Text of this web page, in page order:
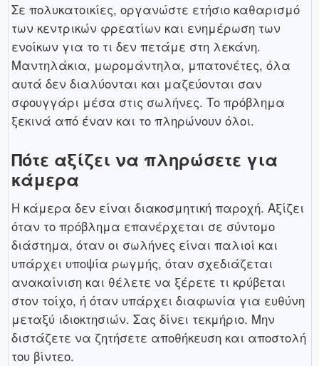
Σε πολυκατοικίες, οργανώστε ετήσιο καθαρισμό
των κεντρικών φρεατίων και ενημέρωση των
ενοίκων για το τι δεν πετάμε στη λεκάνη.
Μαντηλάκια, μωρομάντηλα, μπατονέτες, όλα
αυτά δεν διαλύονται και μαζεύονται σαν
σφουγγάρι μέσα στις σωλήνες. Το πρόβλημα
ξεκινά από έναν και το πληρώνουν όλοι.
Πότε αξίζει να πληρώσετε για
κάμερα
Η κάμερα δεν είναι διακοσμητική παροχή. Αξίζει
όταν το πρόβλημα επανέρχεται σε σύντομο
διάστημα, όταν οι σωλήνες είναι παλιοί και
υπάρχει υποψία ρωγμής, όταν σχεδιάζεται
ανακαίνιση και θέλετε να ξέρετε τι κρύβεται
στον τοίχο, ή όταν υπάρχει διαφωνία για ευθύνη
μεταξύ ιδιοκτησιών. Σας δίνει τεκμήριο. Μην
διστάζετε να ζητήσετε αποθήκευση και αποστολή
του βίντεο.